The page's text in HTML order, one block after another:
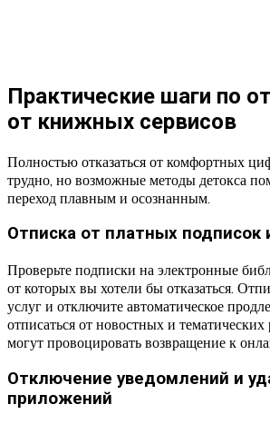
Практические шаги по
от книжных сервисов
Полностью отказаться от комфортных
трудно, но возможные методы детокса
переход плавным и осознанным.
Отписка от платных подписок
Проверьте подписки на электронные
от которых вы хотели бы отказаться.
услуг и отключите автоматическое
отписаться от новостных и
могут провоцировать возвращение к
Отключение уведомлений и
приложений